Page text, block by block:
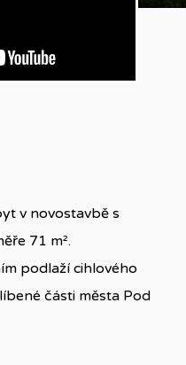
v novostavbě s
71 m².
podlaží cihlového
části města Pod